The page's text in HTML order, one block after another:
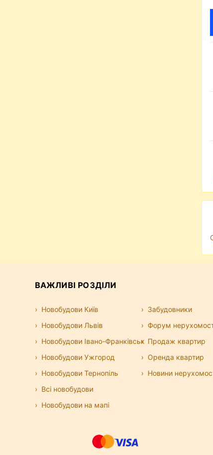
ВАЖЛИВІ РОЗДІЛИ
Новобудови Київ
Новобудови Львів
Новобудови Івано-Франківськ
Новобудови Ужгород
Новобудови Тернопіль
Всі новобудови
Новобудови на мапі
Забудовники
Форум
Продаж квартир
Оренда квартир
Новини